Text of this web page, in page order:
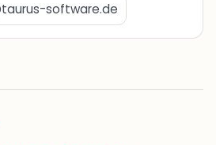
software.de